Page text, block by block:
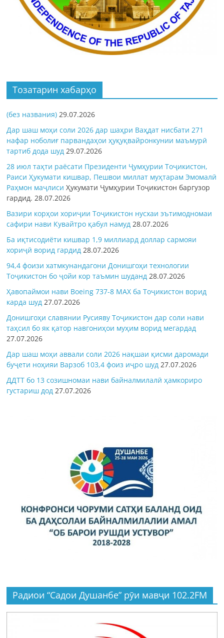
Тозатарин хабарҳо
(без названия) 29.07.2026
Дар шаш моҳи соли 2026 дар шаҳри Ваҳдат нисбати 271
нафар ноболиғ парвандаҳои ҳуқуқвайронкунии маъмурӣ
тартиб дода шуд 29.07.2026
28 июл таҳти раёсати Президенти Ҷумҳурии Тоҷикистон,
Раиси Ҳукумати кишвар, Пешвои миллат муҳтарам Эмомалӣ
Раҳмон маҷлисиҲукумати Ҷумҳурии Тоҷикистон баргузор
гардид.28.07.2026
Вазири корҳои хориҷии Тоҷикистон нусхаи эътимодномаи
сафири нави Кувайтро қабул намуд 28.07.2026
Ба иқтисодиёти кишвар 1,9 миллиард доллар сармояи
хориҷӣ ворид гардид 28.07.2026
94,4 фоизи хатмкунандагони Донишгоҳи технологии
Тоҷикистон бо ҷойи кор таъмин шуданд 28.07.2026
Ҳавопаймои нави Boeing 737-8 MAX ба Тоҷикистон ворид
карда шуд 27.07.2026
Донишгоҳи славянии Русияву Тоҷикистон дар соли нави
таҳсил бо як қатор навгониҳои муҳим ворид мегардад
27.07.2026
Дар шаш моҳи аввали соли 2026 нақшаи қисми даромади
буҷети ноҳияи Варзоб 103,4 фоиз иҷро шуд 27.07.2026
ДДТТ бо 13 созишномаи нави байналмилалӣ ҳамкориро
густариш дод 27.07.2026
Радиои “Садои Душанбе” рӯи мавҷи 102.2FM